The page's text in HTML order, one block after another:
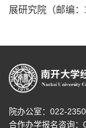
展研究院（邮编：
院办公室：022-
合作办学报名咨询：